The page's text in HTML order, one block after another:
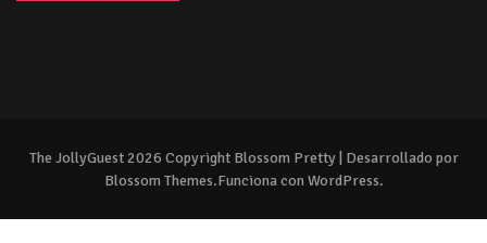
The JollyGuest 2026 Copyright Blossom Pretty | Desarrollado por
Blossom Themes.Funciona conWordPress.